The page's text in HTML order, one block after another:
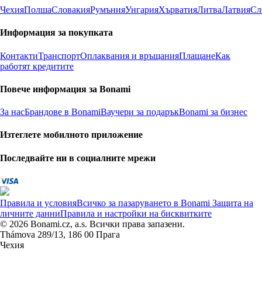
ЧехияПолшаСловакияРумънияУнгарияХърватияЛитваЛатвия
Информация за покупката
КонтактиТранспортОплаквания и връщанияПлащанеКак
работят кредитите
Повече информация за Bonami
За насБрандове в BonamiВаучери за подаръкBonami за бизнес
Изтеглете мобилното приложение
Последвайте ни в социалните мрежи
Правила и условияВсичко за пазаруването в Bonami Защита на
личните данниПравила и настройки на бисквитките
© 2026 Bonami.cz, a.s. Всички права запазени.
Thámova 289/13, 186 00 Прага
Чехия